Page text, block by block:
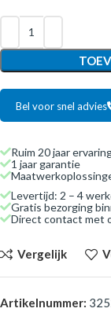
Bel voor snel advies
Ruim 20 jaar
1 jaar garantie
Levertijd: 2 – 4
Gratis bezorging
Direct contact met
Vergelijk
Artikelnummer: